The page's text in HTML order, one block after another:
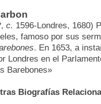
c. 1596-Londres, 1680)
famoso por sus
. En 1653, a
Londres en el
Barebones»
Biografías